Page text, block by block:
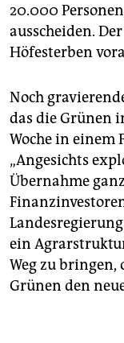
20.000
ausscheiden.
Höfesterben
Noch
das die Grünen
Woche in einem
„Angesichts
Übernahme
ein
Weg zu bringen,
Grünen den